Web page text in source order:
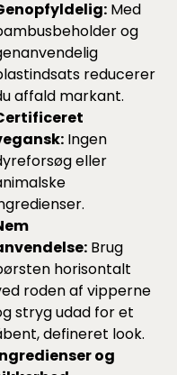
Med
og
reducerer
affald markant.
Ingen
eller
Brug
horisontalt
roden af vipperne
stryg udad for et
defineret look.
og